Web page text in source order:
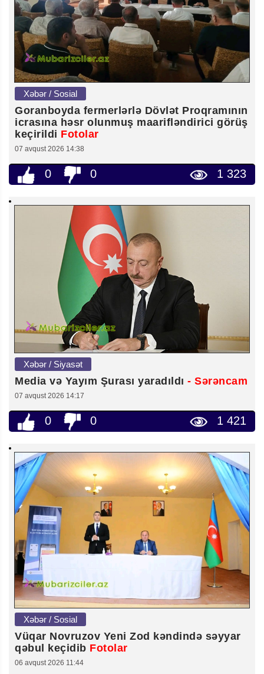
Xəbər / Sosial
Goranboyda fermerlərlə Dövlət Proqramının
icrasına həsr olunmuş maarifləndirici görüş
keçirildi Fotolar
07 avqust 2026 14:38
0 0 1 323
Xəbər / Siyasət
Media və Yayım Şurası yaradıldı - Sərəncam
07 avqust 2026 14:17
0 0 1 421
Xəbər / Sosial
Vüqar Novruzov Yeni Zod kəndində səyyar
qəbul keçidib Fotolar
06 avqust 2026 11:44